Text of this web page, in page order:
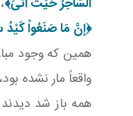
السَّاحِرُ حَيْثُ أَتىَ‏﴾
﴿إنَّ مَا صَنَعُواْ
همين که وجود
واقعاً مار نشده
همه باز شد